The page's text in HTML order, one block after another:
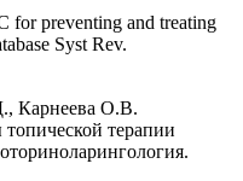
for preventing and treating
Syst Rev.
Карнеева О.В.
терапии